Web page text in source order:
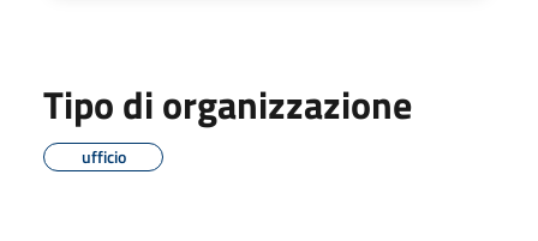
Tipo di organizzazione
ufficio